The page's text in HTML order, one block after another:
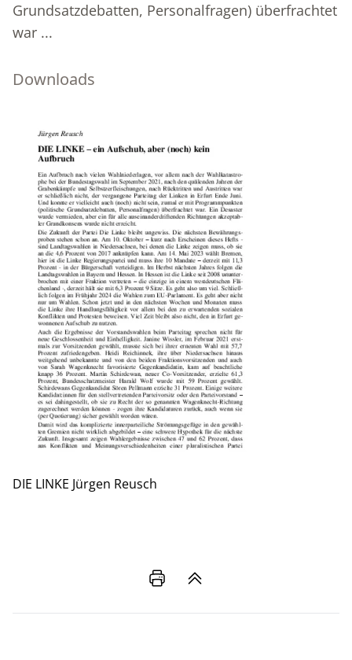
Grundsatzdebatten, Personalfragen) überfrachtet
war ...
Downloads
DIE LINKE Jürgen Reusch